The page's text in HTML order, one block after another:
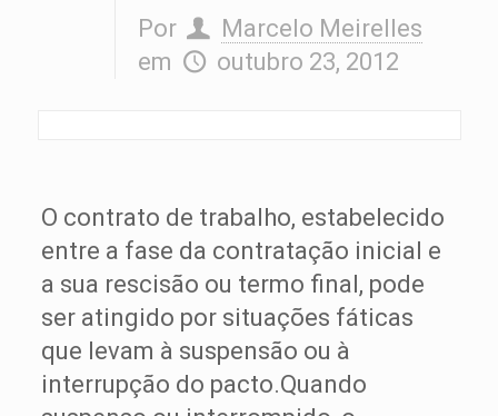
Por
Marcelo Meirelles
em
outubro 23, 2012
O contrato de trabalho, estabelecido
entre a fase da contratação inicial e
a sua rescisão ou termo final, pode
ser atingido por situações fáticas
que levam à suspensão ou à
interrupção do pacto.Quando